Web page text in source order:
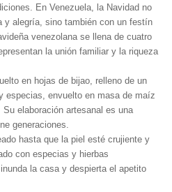
En Venezuela, la Navidad no
y alegría, sino también con un festín
venezolana se llena de cuatro
la unión familiar y la riqueza
en hojas de bijao, relleno de un
especias, envuelto en masa de maíz
elaboración artesanal es una
generaciones.
hasta que la piel esté crujiente y
con especias y hierbas
la casa y despierta el apetito